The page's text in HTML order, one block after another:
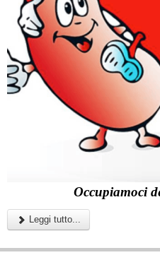
Occupiamoci
Leggi tutto...